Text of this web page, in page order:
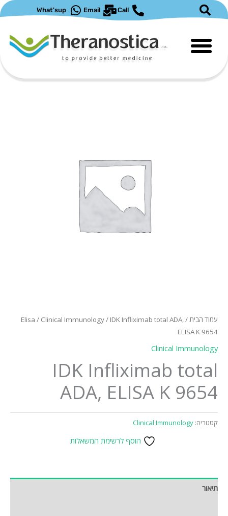
Call
Email
What'sup
עמוד הבית/
Elisa / Clinical Immunology/ IDK Infliximab total ADA,
ELISA K 9654
Clinical Immunology
IDK Infliximab total
ADA, ELISA K 9654
קטגוריה: Clinical Immunology
הוסף לרשימת המשאלות
תיאור